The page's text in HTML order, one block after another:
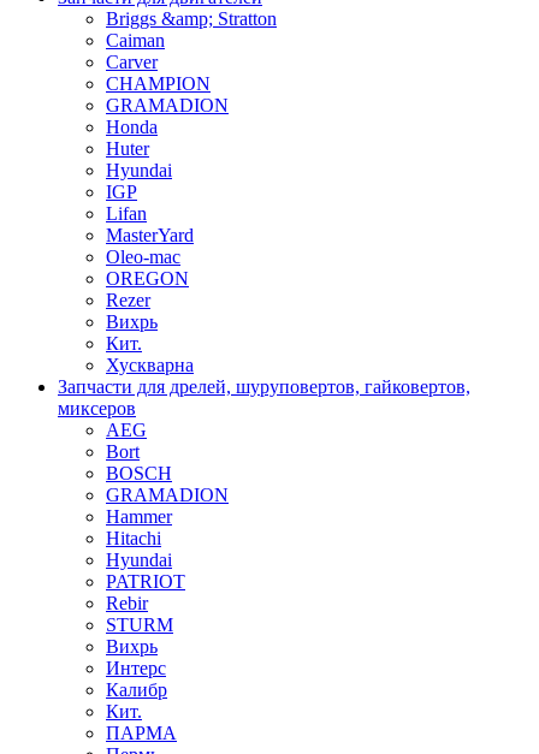
Briggs &amp; Stratton
Caiman
Carver
CHAMPION
GRAMADION
Honda
Huter
Hyundai
IGP
Lifan
MasterYard
Oleo-mac
OREGON
Rezer
Вихрь
Кит.
Хускварна
Запчасти для дрелей, шуруповертов, гайковертов,
миксеров
AEG
Bort
BOSCH
GRAMADION
Hammer
Hitachi
Hyundai
PATRIOT
Rebir
STURM
Вихрь
Интерс
Калибр
Кит.
ПАРМА